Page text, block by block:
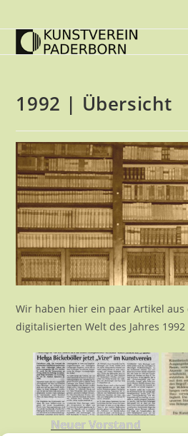
Inhalt
springen
1992 | Übersicht
Wir haben hier ein paar Artikel
digitalisierten Welt des Jahres
Neuer Vorstand